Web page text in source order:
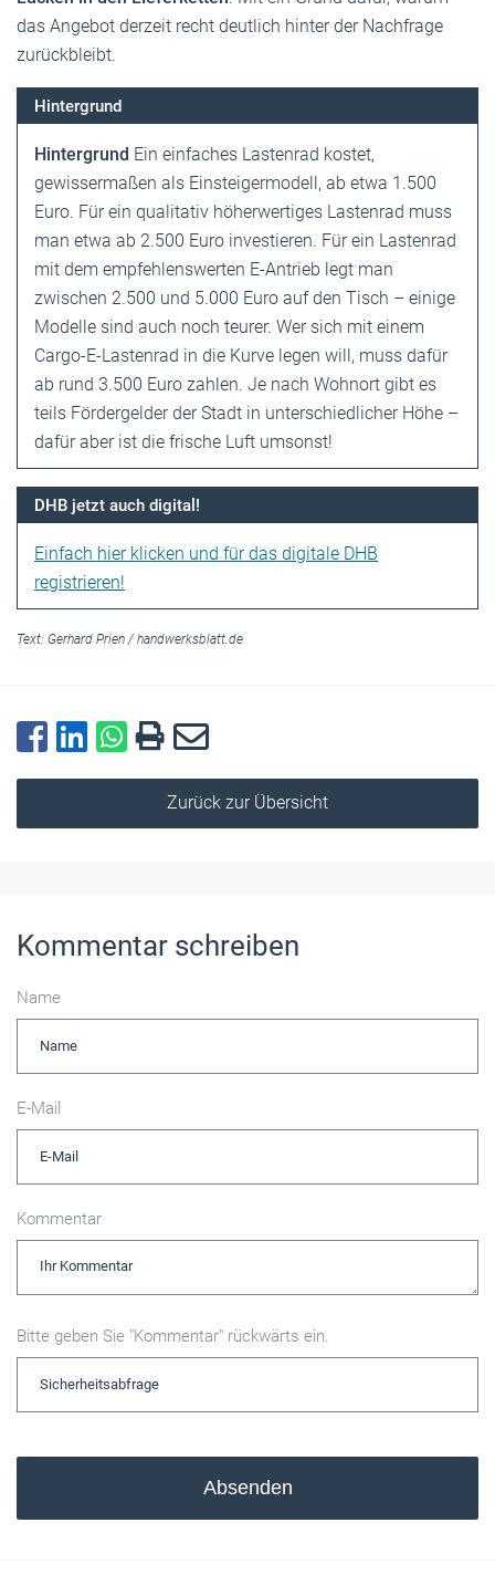
das Angebot derzeit recht deutlich hinter der Nachfrage
zurückbleibt.
Hintergrund
Hintergrund Ein einfaches Lastenrad kostet,
gewissermaßen als Einsteigermodell, ab etwa 1.500
Euro. Für ein qualitativ höherwertiges Lastenrad muss
man etwa ab 2.500 Euro investieren. Für ein Lastenrad
mit dem empfehlenswerten E-Antrieb legt man
zwischen 2.500 und 5.000 Euro auf den Tisch – einige
Modelle sind auch noch teurer. Wer sich mit einem
Cargo-E-Lastenrad in die Kurve legen will, muss dafür
ab rund 3.500 Euro zahlen. Je nach Wohnort gibt es
teils Fördergelder der Stadt in unterschiedlicher Höhe –
dafür aber ist die frische Luft umsonst!
DHB jetzt auch digital!
Einfach hier klicken und für das digitale DHB
registrieren!
Text: Gerhard Prien / handwerksblatt.de
Zurück zur Übersicht
Kommentar schreiben
Name
E-Mail
Kommentar
Bitte geben Sie "Kommentar" rückwärts ein.
Absenden